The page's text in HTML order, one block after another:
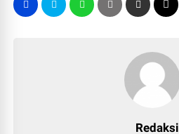
Redaksi